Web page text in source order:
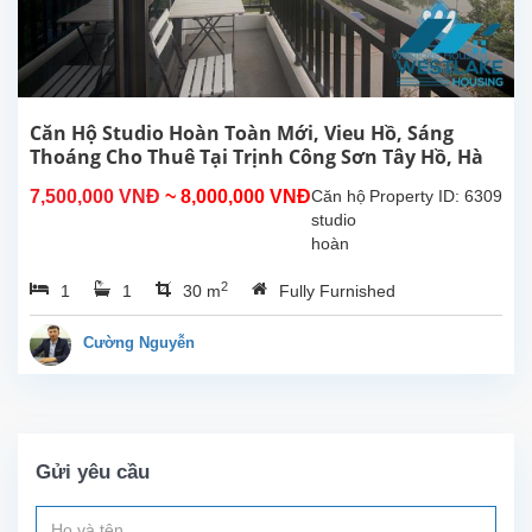
thiết bị,
nội
thất...
Căn Hộ Studio Hoàn Toàn Mới, Vieu Hồ, Sáng
Thoáng Cho Thuê Tại Trịnh Công Sơn Tây Hồ, Hà
7,500,000 VNĐ ~ 8,000,000 VNĐ Property ID: 6309
Căn hộ
studio
hoàn
mới tại
Trịnh
hoạt
1 1 30 m2 Fully Furnished
Cường Nguyễn
Gửi yêu cầu